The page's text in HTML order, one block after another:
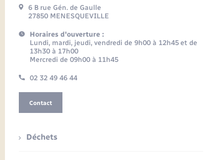
6 B rue Gén. de Gaulle
27850 MENESQUEVILLE
Horaires d'ouverture :
Lundi, mardi, jeudi, vendredi de 9h00 à 12h45 et de
13h30 à 17h00
Mercredi de 09h00 à 11h45
02 32 49 46 44
Contact
Déchets